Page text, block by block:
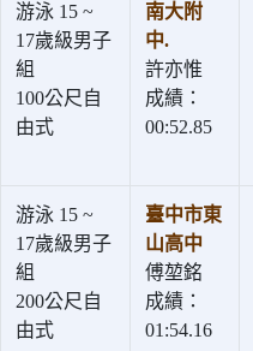
游泳 15 ~
17歲級男子
組
100公尺自
由式
南大附
中.
許亦惟
成績：
00:52.85
游泳 15 ~
17歲級男子
組
200公尺自
由式
臺中市東
山高中
傅堃銘
成績：
01:54.16